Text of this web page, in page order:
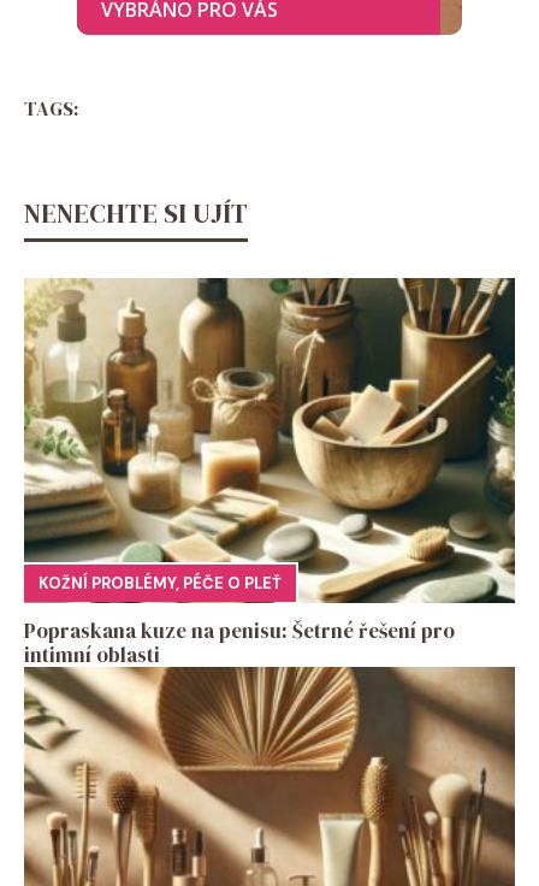
TAGS:
NENECHTE SI UJÍT
KOŽNÍ PROBLÉMY, PÉČE O PLEŤ
Popraskana kuze na penisu: Šetrné řešení pro
intimní oblasti